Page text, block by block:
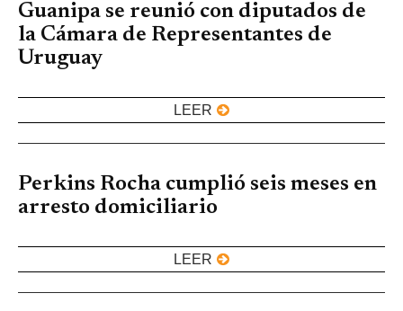
Guanipa se reunió con diputados de
la Cámara de Representantes de
Uruguay
LEER
Perkins Rocha cumplió seis meses en
arresto domiciliario
LEER